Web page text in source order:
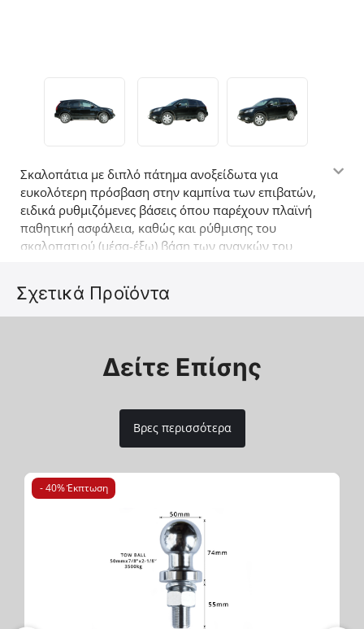
Σκαλοπάτια με διπλό πάτημα ανοξείδωτα για
ευκολότερη πρόσβαση στην καμπίνα των επιβατών,
ειδικά ρυθμιζόμενες βάσεις όπου παρέχουν πλαϊνή
παθητική ασφάλεια, καθώς και ρύθμισης του
σκαλοπατιού (μέσα-έξω) βάση των αναγκών του
που έρχεται να συμπληρώσει την ήδη επιτυχημένη
γκάμα των 4x4 αξεσουάρ της εταιρείας Tessera4x4.
Σχετικά Προϊόντα
Δείτε Επίσης
Βρες περισσότερα
- 40% Έκπτωση